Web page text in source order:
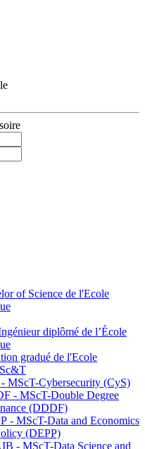
of Science de l'Ecole
diplômé de l’École
gradué de l'Ecole
MScT-Cybersecurity (CyS)
- MScT-Double Degree
(DDDF)
- MScT-Data and Economics
(DEPP)
- MScT-Data Science and